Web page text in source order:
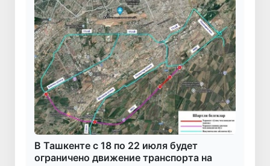
В Ташкенте с 18 по 22 июля будет
ограничено движение транспорта на